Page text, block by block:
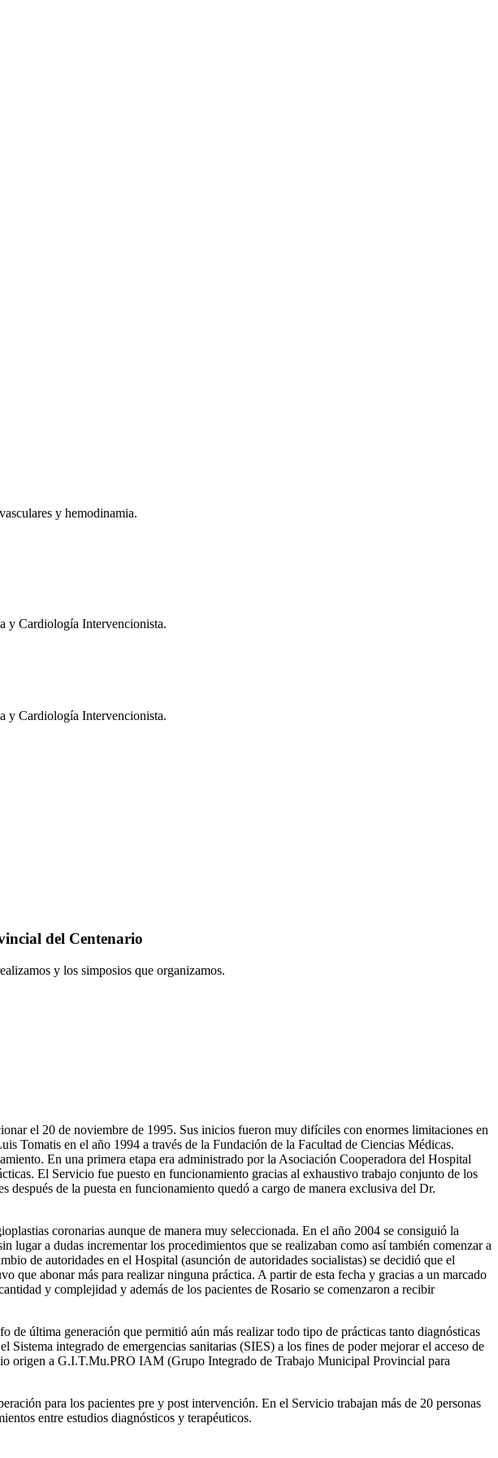
y hemodinamia.
y Cardiología Intervencionista.
y Cardiología Intervencionista.
del Centenario
y los simposios que organizamos.
el 20 de noviembre de 1995. Sus inicios fueron muy difíciles con enormes limitaciones en
Tomatis en el año 1994 a través de la Fundación de la Facultad de Ciencias Médicas.
En una primera etapa era administrado por la Asociación Cooperadora del Hospital
El Servicio fue puesto en funcionamiento gracias al exhaustivo trabajo conjunto de los
de la puesta en funcionamiento quedó a cargo de manera exclusiva del Dr.
coronarias aunque de manera muy seleccionada. En el año 2004 se consiguió la
a dudas incrementar los procedimientos que se realizaban como así también comenzar a
de autoridades en el Hospital (asunción de autoridades socialistas) se decidió que el
abonar más para realizar ninguna práctica. A partir de esta fecha y gracias a un marcado
y complejidad y además de los pacientes de Rosario se comenzaron a recibir
última generación que permitió aún más realizar todo tipo de prácticas tanto diagnósticas
integrado de emergencias sanitarias (SIES) a los fines de poder mejorar el acceso de
origen a G.I.T.Mu.PRO IAM (Grupo Integrado de Trabajo Municipal Provincial para
para los pacientes pre y post intervención. En el Servicio trabajan más de 20 personas
entre estudios diagnósticos y terapéuticos.